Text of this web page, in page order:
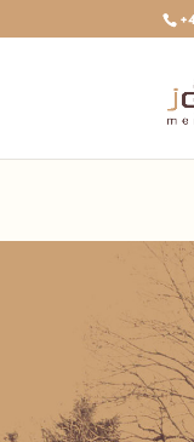
Deprecated: The
/home/clients/